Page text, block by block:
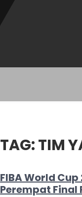
TAG:TIM
FIBA World
Perempat Final